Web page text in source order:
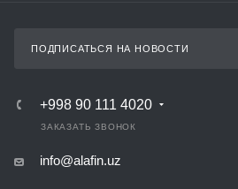
ПОДПИСАТЬСЯ НА НОВОСТИ
+998 90 111 4020
ЗАКАЗАТЬ ЗВОНОК
info@alafin.uz